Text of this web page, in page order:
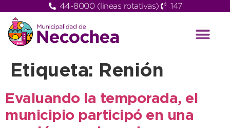
44-8000 (lineas rotativas) 147
Etiqueta: Renión
Evaluando la temporada, el
municipio participó en una